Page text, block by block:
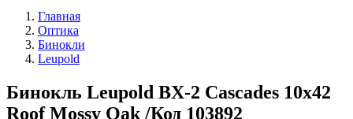
Главная
Оптика
Бинокли
Leupold
Бинокль Leupold BX-2 Cascades 10x42
Roof Mossy Oak /Код 103892